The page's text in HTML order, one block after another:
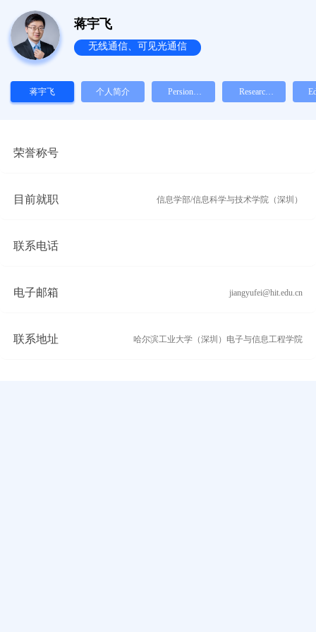
蒋宇飞
无线通信、可见光通信
蒋宇飞 个人简介 Persional Research
荣誉称号
目前就职 信息学部/信息科学与技术学院（深圳）
联系电话
电子邮箱 jiangyufei@hit.edu.cn
联系地址 哈尔滨工业大学（深圳）电子与信息工程学院